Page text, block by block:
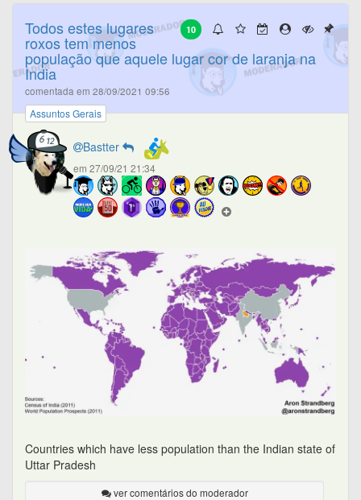
10
Todos estes lugares
roxos tem menos
população que aquele lugar cor de laranja na
India
comentada em 28/09/2021 09:56
Assuntos Gerais
Bastter
em 27/09/21 21:34
Countries which have less population than the Indian state of
Uttar Pradesh
ver comentários do moderador